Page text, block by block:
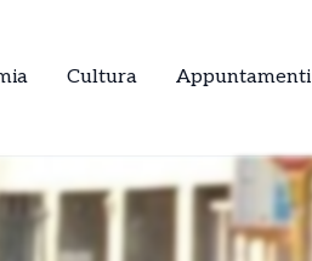
Cultura Appuntamenti